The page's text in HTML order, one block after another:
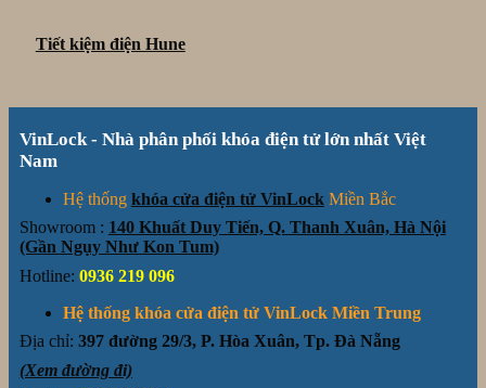
Tiết kiệm điện Hune
VinLock - Nhà phân phối khóa điện tử lớn nhất Việt
Nam
Hệ thống khóa cửa điện tử VinLock Miền Bắc
Showroom : 140 Khuất Duy Tiến, Q. Thanh Xuân, Hà Nội
(Gần Ngụy Như Kon Tum)
Hotline: 0936 219 096
Hệ thống khóa cửa điện tử VinLock Miền Trung
Địa chỉ: 397 đường 29/3, P. Hòa Xuân, Tp. Đà Nẵng
(Xem đường đi)